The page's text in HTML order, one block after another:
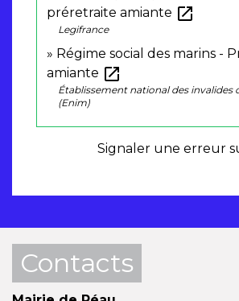
préretraite amiante open_in_new
Legifrance
Régime social des marins -
amiante open_in_new
Établissement national des invalides
(Enim)
Signaler une erreur
Contacts